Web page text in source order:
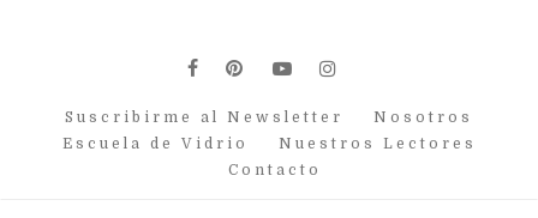
facebook
pinterest
youtubeinstagram
Suscribirme al Newsletter
Nosotros
Escuela de Vidrio
Nuestros Lectores
Contacto